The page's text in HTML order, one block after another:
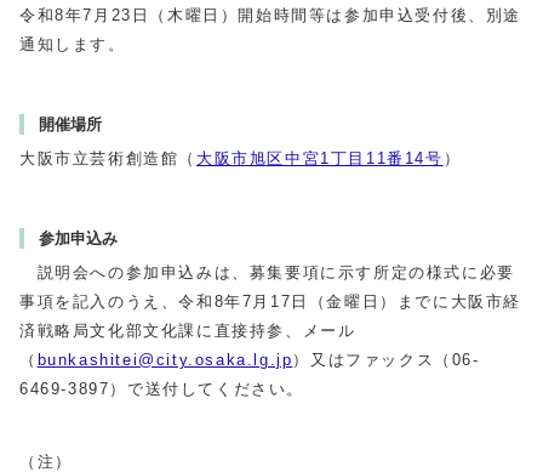
令和8年7月23日（木曜日）開始時間等は参加申込受付後、別途
通知します。
開催場所
大阪市立芸術創造館（ 大阪市旭区中宮1丁目11番14号 ）
参加申込み
説明会への参加申込みは、募集要項に示す所定の様式に必要
事項を記入のうえ、令和8年7月17日（金曜日）までに大阪市経
済戦略局文化部文化課に直接持参、メール
（ bunkashitei@city.osaka.lg.jp ）又はファックス（06-
6469-3897）で送付してください。
（注）